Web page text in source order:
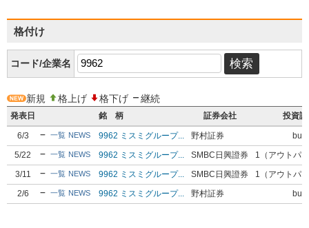
格付け
コード/企業名
新規 格上げ 格下げ
継続
発表日
銘 柄 証券会社 投資評
6/3 一覧 NEWS 9962 ミスミグループ... 野村証券
buy
5/22
一覧 NEWS 9962 ミスミグループ... SMBC日興證券
1（アウトパ
3/11
一覧 NEWS 9962 ミスミグループ... SMBC日興證券
1（アウトパ
2/6
一覧 NEWS 9962 ミスミグループ... 野村証券 buy